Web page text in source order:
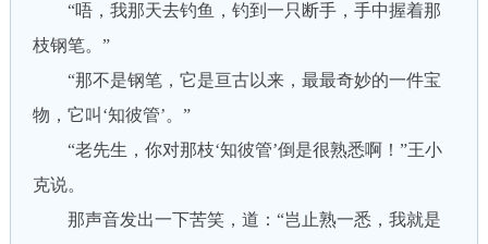
“唔，我那天去钓鱼，钓到一只断手，手中握着那
枝钢笔。”
“那不是钢笔，它是亘古以来，最最奇妙的一件宝
物，它叫‘知彼管’。”
“老先生，你对那枝‘知彼管’倒是很熟悉啊！”王小
克说。
那声音发出一下苦笑，道：“岂止熟一悉，我就是